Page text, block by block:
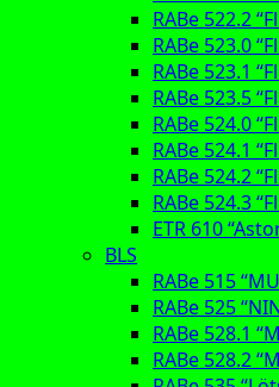
RABe 522.2
RABe 523.0
RABe 523.1
RABe 523.5
RABe 524.0
RABe 524.1
RABe 524.2
RABe 524.3
ETR 610
BLS
RABe 515
RABe 525
RABe 528.1
RABe 528.2